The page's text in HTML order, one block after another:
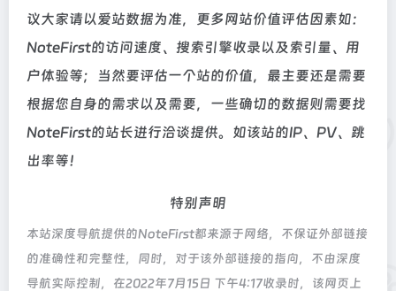
议大家请以爱站数据为准，更多网站价值评估因素如：
NoteFirst的访问速度、搜索引擎收录以及索引量、用
户体验等；当然要评估一个站的价值，最主要还是需要
根据您自身的需求以及需要，一些确切的数据则需要找
NoteFirst的站长进行洽谈提供。如该站的IP、PV、跳
出率等！
特别声明
本站深度导航提供的NoteFirst都来源于网络，不保证外部链接
的准确性和完整性，同时，对于该外部链接的指向，不由深度
导航实际控制，在2022年7月15日 下午4:17收录时，该网页上